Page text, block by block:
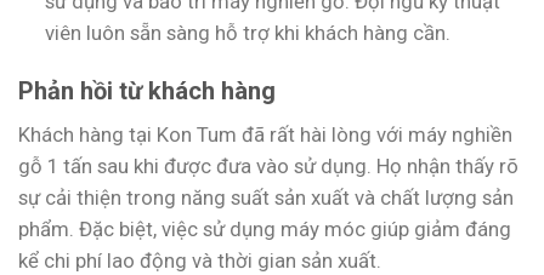
viên luôn sẵn sàng hỗ trợ khi khách hàng cần.
Phản hồi từ khách hàng
Khách hàng tại Kon Tum đã rất hài lòng với máy nghiền
gỗ 1 tấn sau khi được đưa vào sử dụng. Họ nhận thấy rõ
sự cải thiện trong năng suất sản xuất và chất lượng sản
phẩm. Đặc biệt, việc sử dụng máy móc giúp giảm đáng
kể chi phí lao động và thời gian sản xuất.